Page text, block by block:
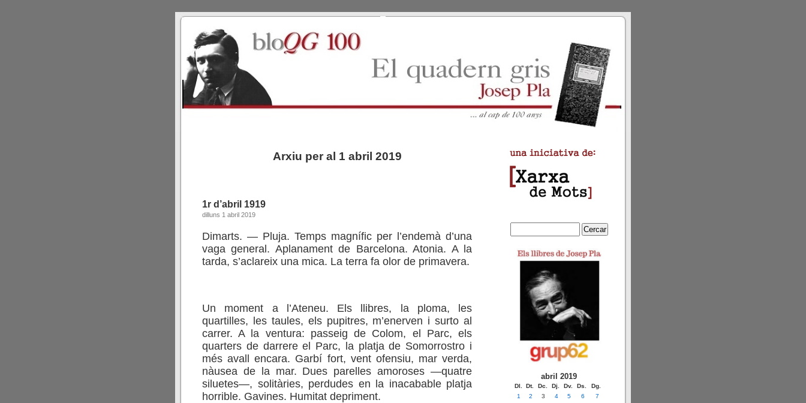
Arxiu per al 1 abril 2019
1r d’abril 1919
dilluns 1 abril 2019
Dimarts. — Pluja. Temps magnífic per l’endemà d’una
vaga general. Aplanament de Barcelona. Atonia. A la
tarda, s’aclareix una mica. La terra fa olor de primavera.
Un moment a l’Ateneu. Els llibres, la ploma, les
quartilles, les taules, els pupitres, m’enerven i surto al
carrer. A la ventura: passeig de Colom, el Parc, els
quarters de darrere el Parc, la platja de Somorrostro i
més avall encara. Garbí fort, vent ofensiu, mar verda,
nàusea de la mar. Dues parelles amoroses —quatre
siluetes—, solitàries, perdudes en la inacabable platja
horrible. Gavines. Humitat depriment.
abril 2019
Dl. Dt. Dc. Dj. Dv. Ds. Dg.
1 2 3 4 5 6
7